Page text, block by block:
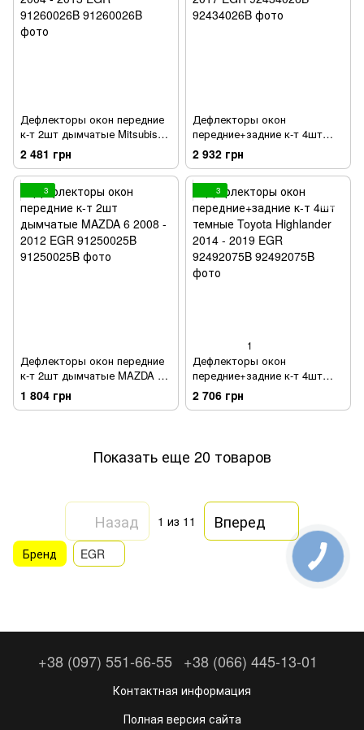
Дефлекторы окон передние
к-т 2шт дымчатые Mitsubishi
Colt 2004 - 2013 EGR
91260026B
2 481 грн
Дефлекторы окон
передние+задние к-т 4шт
темные Honda CRV 2012 -
2017 EGR 92434026B
2 932 грн
3
Дефлекторы окон передние
к-т 2шт дымчатые MAZDA 6
2008 - 2012 EGR 91250025B
1 804 грн
3
1
Дефлекторы окон
передние+задние к-т 4шт
темные Toyota Highlander 2014
- 2019 EGR 92492075B
2 706 грн
Показать еще 20 товаров
Назад 1 из 11 Вперед
Бренд EGR
+38 (097) 551-66-55 +38 (066) 445-13-01
Контактная информация
Полная версия сайта